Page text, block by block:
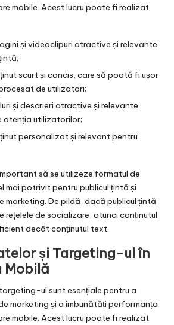
mobile. Acest lucru poate fi realizat
și videoclipuri atractive și relevante
scurt și concis, care să poată fi ușor
de utilizatori;
și descrieri atractive și relevante
atenția utilizatorilor;
personalizat și relevant pentru
să se utilizeze formatul de
mai potrivit pentru publicul țintă și
marketing. De pildă, dacă publicul țintă
rețelele de socializare, atunci conținutul
decât conținutul text.
și Targeting-ul în
Mobilă
ul sunt esențiale pentru a
marketing și a îmbunătăți performanța
mobile. Acest lucru poate fi realizat